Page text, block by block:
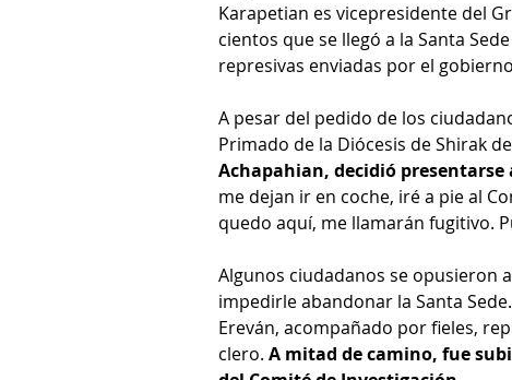
Karapetian es vicepresidente del
cientos que se llegó a la Santa
represivas enviadas por el
A pesar del pedido de los
Primado de la Diócesis de Shirak
Achapahian, decidió presentarse
me dejan ir en coche, iré a pie al
quedo aquí, me llamarán fugitivo.
Algunos ciudadanos se opusieron
impedirle abandonar la Santa
Ereván, acompañado por fieles,
clero. A mitad de camino, fue